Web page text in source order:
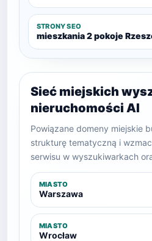
STRONY SEO
mieszkania 2 pokoje
Sieć miejskich
nieruchomości AI
Powiązane domeny miejskie
strukturę tematyczną i
serwisu w wyszukiwarkach
MIASTO
Warszawa
MIASTO
Wrocław